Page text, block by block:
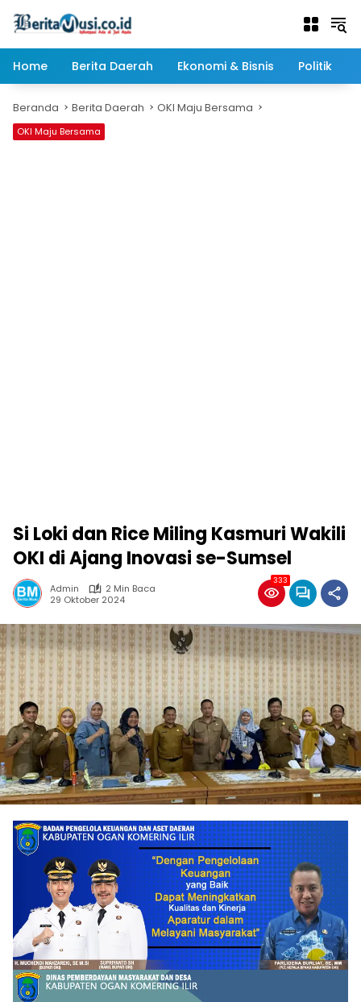
Home
Berita Daerah Ekonomi & Bisnis Politik
Beranda Berita Daerah OKI Maju Bersama
OKI Maju Bersama
Si Loki dan Rice Miling Kasmuri Wakili
OKI di Ajang Inovasi se-Sumsel
Admin
2 Min Baca
29 Oktober 2024
333